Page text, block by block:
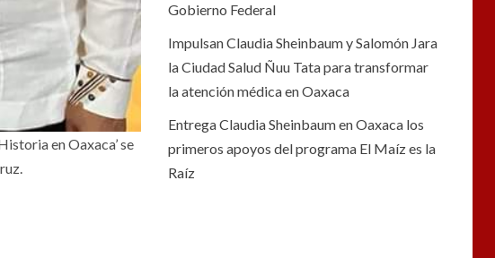
en Oaxaca’ se
Gobierno Federal
Impulsan Claudia Sheinbaum y Salomón Jara
la Ciudad Salud Ñuu Tata para transformar
la atención médica en Oaxaca
Entrega Claudia Sheinbaum en Oaxaca los
primeros apoyos del programa El Maíz es la
Raíz